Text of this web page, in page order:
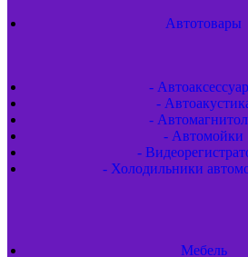
Автотовары
-
-
-
- Автомойки
-
- Холодильники
Мебель